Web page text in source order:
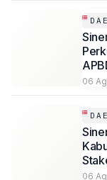
06
06